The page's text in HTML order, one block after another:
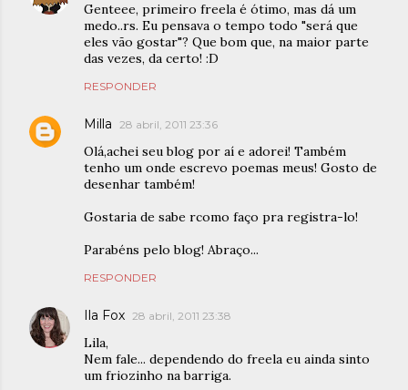
Genteee, primeiro freela é ótimo, mas dá um
medo..rs. Eu pensava o tempo todo "será que
eles vão gostar"? Que bom que, na maior parte
das vezes, da certo! :D
RESPONDER
Milla 28 abril, 2011 23:36
Olá,achei seu blog por aí e adorei! Também
tenho um onde escrevo poemas meus! Gosto de
desenhar também!
Gostaria de sabe rcomo faço pra registra-lo!
Parabéns pelo blog! Abraço...
RESPONDER
Ila Fox 28 abril, 2011 23:38
Lila,
Nem fale... dependendo do freela eu ainda sinto
um friozinho na barriga.